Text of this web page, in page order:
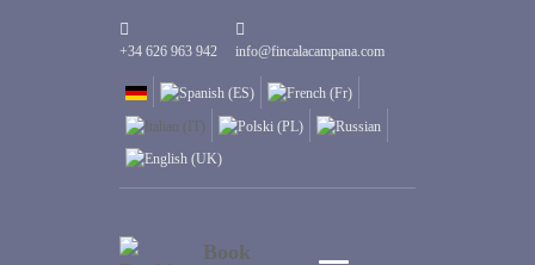
+34 626 963 942 info@fincalacampana.com
Book